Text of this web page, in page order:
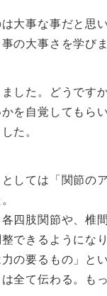
大事な事だと思
の大事さを学びま
した。どうです
を自覚してもら
た。
しては「関節の
四肢関節や、椎
できるようになり
の要るもの」と
全て伝わる。も